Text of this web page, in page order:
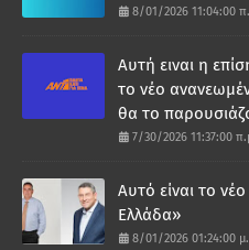
8/01/2026 11:04:00
Αυτή ειναι η
το νέο
θα το
7/30/2026 11:37:00
Αυτό είναι το
Ελλάδα»
8/01/2026 01:24:00